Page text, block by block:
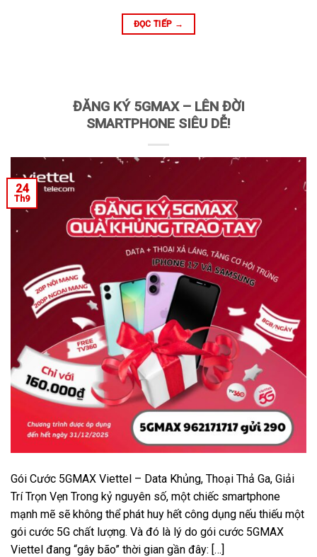
ĐỌC TIẾP →
ĐĂNG KÝ 5GMAX – LÊN ĐỜI
SMARTPHONE SIÊU DỄ!
24
Th9
Gói Cước 5GMAX Viettel – Data Khủng, Thoại Thả Ga, Giải
Trí Trọn Vẹn Trong kỷ nguyên số, một chiếc smartphone
mạnh mẽ sẽ không thể phát huy hết công dụng nếu thiếu một
gói cước 5G chất lượng. Và đó là lý do gói cước 5GMAX
Viettel đang “gây bão” thời gian gần đây: […]